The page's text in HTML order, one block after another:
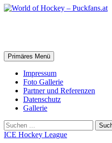
Zum
Suchen
Primäres Menü
Impressum
Foto Gallerie
Partner und Referenzen
Datenschutz
Gallerie
Suchen
nach:
ICE Hockey League